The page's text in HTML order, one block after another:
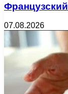
07.08.2026